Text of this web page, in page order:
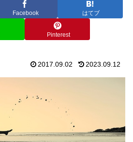
Facebook はてブ
Pinterest
2017.09.02 2023.09.12